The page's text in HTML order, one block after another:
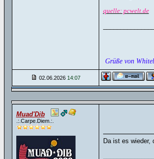
quelle: pcwelt.de
Grüße von
02.06.2026 14:07
Muad'Dib
.:.Carpe.Diem.:.
Da ist es wieder,